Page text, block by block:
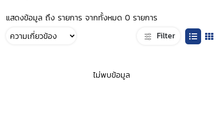
แสดงข้อมูล ถึง รายการ จากทั้งหมด 0 รายการ
Filter
ไม่พบข้อมูล